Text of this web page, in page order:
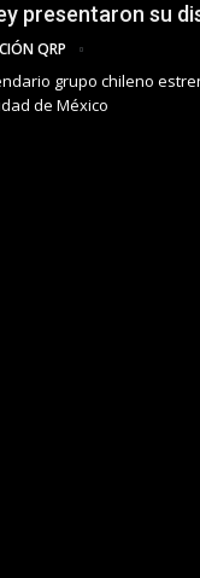
presentaron su
QRP
grupo chileno
de México